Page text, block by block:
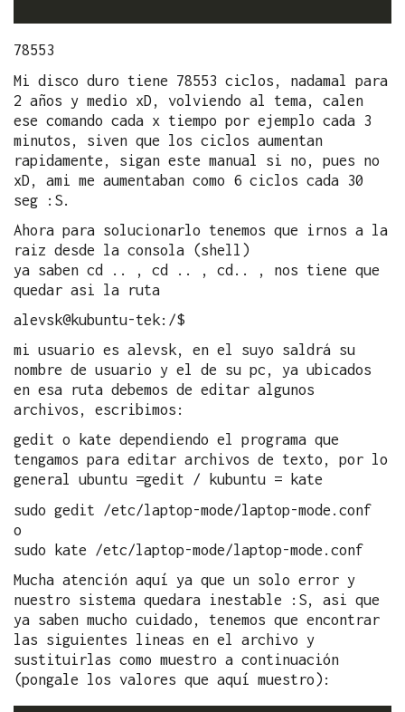
78553
Mi disco duro tiene 78553 ciclos, nadamal para
2 años y medio xD, volviendo al tema, calen
ese comando cada x tiempo por ejemplo cada 3
minutos, siven que los ciclos aumentan
rapidamente, sigan este manual si no, pues no
xD, ami me aumentaban como 6 ciclos cada 30
seg :S.
Ahora para solucionarlo tenemos que irnos a la
raiz desde la consola (shell)
ya saben cd .. , cd .. , cd.. , nos tiene que
quedar asi la ruta
alevsk@kubuntu-tek:/$
mi usuario es alevsk, en el suyo saldrá su
nombre de usuario y el de su pc, ya ubicados
en esa ruta debemos de editar algunos
archivos, escribimos:
gedit o kate dependiendo el programa que
tengamos para editar archivos de texto, por lo
general ubuntu =gedit / kubuntu = kate
sudo gedit /etc/laptop-mode/laptop-mode.conf
o
sudo kate /etc/laptop-mode/laptop-mode.conf
Mucha atención aquí ya que un solo error y
nuestro sistema quedara inestable :S, asi que
ya saben mucho cuidado, tenemos que encontrar
las siguientes lineas en el archivo y
sustituirlas como muestro a continuación
(pongale los valores que aquí muestro):